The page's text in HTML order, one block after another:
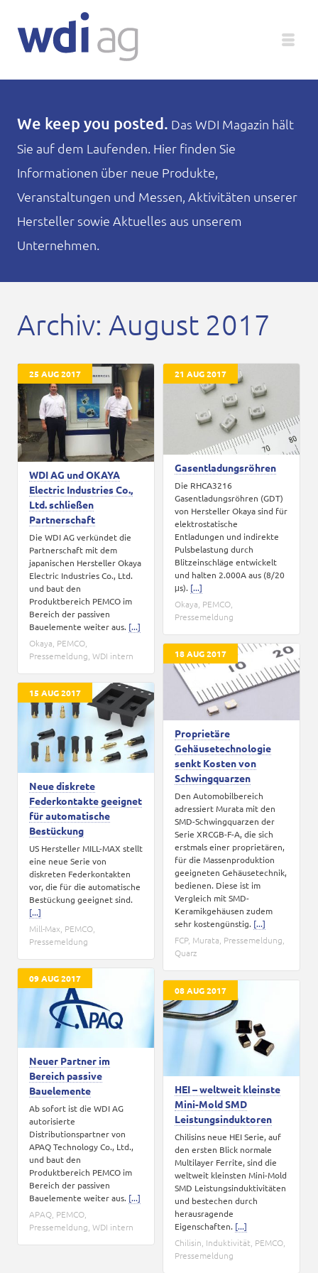
Unternehmen
Produkte
Service
Magazin
Karriere
We keep you posted. Das WDI Magazin hält
Sie auf dem Laufenden. Hier finden Sie
Informationen über neue Produkte,
Veranstaltungen und Messen, Aktivitäten unserer
Hersteller sowie Aktuelles aus unserem
Unternehmen.
Archiv: August 2017
25 AUG 2017
WDI AG und OKAYA
Electric Industries Co.,
Ltd. schließen
Partnerschaft
Die WDI AG verkündet die
Partnerschaft mit dem
japanischen Hersteller Okaya
Electric Industries Co., Ltd.
und baut den
Produktbereich PEMCO im
Bereich der passiven
Bauelemente weiter aus. [...]
Okaya PEMCO
Pressemeldung WDI intern
21 AUG 2017
Gasentladungsröhren
Die RHCA3216
Gasentladungsröhren (GDT)
von Hersteller Okaya sind für
elektrostatische
Entladungen und indirekte
Pulsbelastung durch
Blitzeinschläge entwickelt
und halten 2.000A aus (8/20
μs). [...]
Okaya PEMCO
Pressemeldung
18 AUG 2017
Proprietäre
Gehäusetechnologie
senkt Kosten von
Schwingquarzen
Den Automobilbereich
adressiert Murata mit den
SMD-Schwingquarzen der
Serie XRCGB-F-A, die sich
erstmals einer proprietären,
für die Massenproduktion
geeigneten Gehäusetechnik,
bedienen. Diese ist im
Vergleich mit SMD-
Keramikgehäusen zudem
sehr kostengünstig. [...]
FCP, Murata, Pressemeldung,
Quarz
15 AUG 2017
Neue diskrete
Federkontakte geeignet
für automatische
Bestückung
US Hersteller MILL-MAX stellt
eine neue Serie von
diskreten Federkontakten
vor, die für die automatische
Bestückung geeignet sind.
[...]
Mill-Max PEMCO
Pressemeldung
09 AUG 2017
Neuer Partner im
Bereich passive
Bauelemente
Ab sofort ist die WDI AG
autorisierte
Distributionspartner von
APAQ Technology Co., Ltd.,
und baut den
Produktbereich PEMCO im
Bereich der passiven
Bauelemente weiter aus. [...]
APAQ PEMCO
Pressemeldung WDI intern
08 AUG 2017
HEI – weltweit kleinste
Mini-Mold SMD
Leistungsinduktoren
Chilisins neue HEI Serie, auf
den ersten Blick normale
Multilayer Ferrite, sind die
weltweit kleinsten Mini-Mold
SMD Leistungsinduktivitäten
und bestechen durch
herausragende
Eigenschaften. [...]
Chilisin Induktivität PEMCO
Pressemeldung